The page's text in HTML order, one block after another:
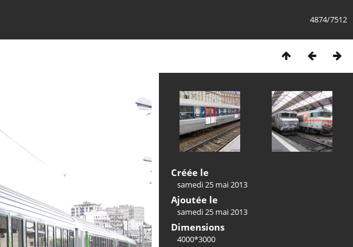
4874/7512
Créée le
samedi 25 mai 2013
Ajoutée le
samedi 25 mai 2013
Dimensions
4000*3000